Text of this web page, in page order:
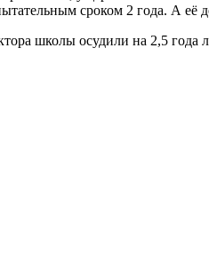
сроком 2 года. А её
школы осудили на 2,5